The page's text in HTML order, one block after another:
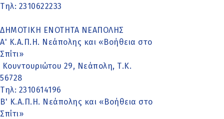
Τηλ: 2310622233
ΔΗΜΟΤΙΚΗ ΕΝΟΤΗΤΑ ΝΕΑΠΟΛΗΣ
Α' Κ.Α.Π.Η. Νεάπολης και «Βοήθεια στο
Σπίτι»
Κουντουριώτου 29, Νεάπολη, Τ.Κ.
56728
Τηλ: 2310614196
Β' Κ.Α.Π.Η. Νεάπολης και «Βοήθεια στο
Σπίτι»